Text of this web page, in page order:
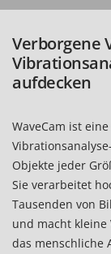
Verborgene
aufdecken
WaveCam ist
Objekte jeder
Sie verarbeitet
Tausenden von
und macht
das menschliche